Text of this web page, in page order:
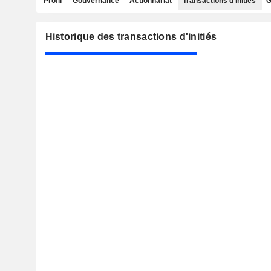
Historique des transactions d'initiés